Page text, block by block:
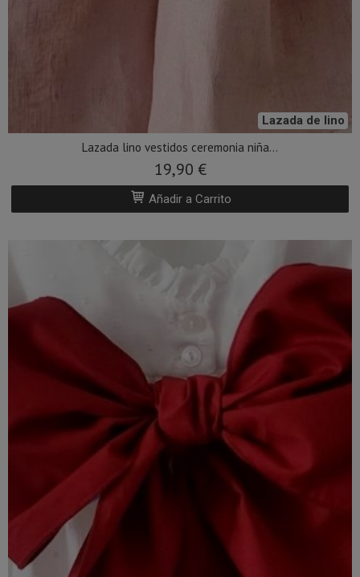
Lazada lino vestidos ceremonia niña...
19,90 €
Añadir a Carrito